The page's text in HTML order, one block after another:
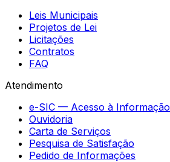
Leis Municipais
Projetos de Lei
Licitações
Contratos
FAQ
Atendimento
e-SIC — Acesso à Informação
Ouvidoria
Carta de Serviços
Pesquisa de Satisfação
Pedido de Informações